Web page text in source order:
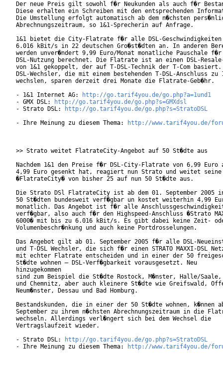
Der neue Preis gilt sowohl f�r Neukunden als auch f�r
Diese erhalten ein Schreiben mit den entsprechenden
Die Umstellung erfolgt automatisch ab dem n�chsten
Abrechnungszeitraum, so 1&1-Sprecherin auf Anfrage.
1&1 bietet die City-Flatrate f�r alle DSL-
6.016 kBit/s in 22 deutschen Gro�st�dten an. In anderen
werden unver�ndert 9,99 Euro/Monat monatliche Pauschale f�r
DSL-Nutzung berechnet. Die Flatrate ist an einen DSL-
von 1&1 gekoppelt, der auf T-DSL-Technik der T-Com basiert.
DSL-Wechsler, die mit einem bestehenden T-DSL-Anschluss zu
wechslen, sparen derzeit drei Monate die Flatrate-Geb�hr.
- 1&1 Internet AG:
http://go.tarif4you.de/go.php?a=1und1
- GMX DSL:
http://go.tarif4you.de/go.php?s=GMXdsl
- Strato DSL:
http://go.tarif4you.de/go.php?s=StratoDSL
- Ihre Meinung zu diesem Thema:
http://www.tarif4you.de/
>> Strato weitet FlatrateCity-Angebot auf 50 St�dte aus
Nachdem 1&1 den Preise f�r DSL-City-Flatrate von 6,99 Euro
4,99 Euro gesenkt hat, reagiert nun Strato und weitet seine
�FlatrateCity� von bisher 25 auf nun 50 St�dte aus.
Die Strato DSl FlatrateCity ist ab dem 01. September 2005
50 St�dten bundesweit verf�gbar un kostet weiterhin 4,99
monatlich. Das Angebot ist f�r alle
verf�gbar, also auch f�r den Highspeed-Anschluss �Strato
6000� mit bis zu 6.016 kBit/s. Es gibt dabei keine Zeit-
Volumenbeschr�nkung und auch keine Portdrosselungen.
Das Angebot gilt ab 01. September 2005 f�r alle DSL-
und T-DSL Wechsler, die sich f�r einen STRATO MAXXI-DSL
mit echter Flatrate entscheiden und in einer der 50
St�dte wohnen – DSL-Verf�gbarkeit vorausgesetzt. Neu
hinzugekommen
sind zum Beispiel die St�dte Rostock, M�nster, Halle/Saale,
und Chemnitz, aber auch kleinere St�dte wie Greifswald,
Neum�nster, Dessau und Bad Homburg.
Bestandskunden, die in einer der 50 St�dte wohnen, k�nnen
September zu ihrem n�chsten Abrechnungszeitraum in die
wechseln. Allerdings verl�ngert sich bei dem Wechsel die
Vertragslaufzeit wieder.
- Strato DSL:
http://go.tarif4you.de/go.php?s=StratoDSL
- Ihre Meinung zu diesem Thema:
http://www.tarif4you.de/